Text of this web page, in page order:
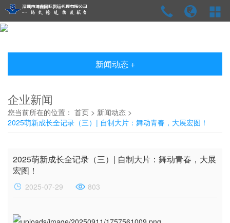
新闻动态 +
企业新闻
您当前所在的位置： 首页 > 新闻动态 >
2025萌新成长全记录（三）| 自制大片：舞动青春，大展宏图！
2025萌新成长全记录（三）| 自制大片：舞动青春，大展
宏图！
2025-07-29 803